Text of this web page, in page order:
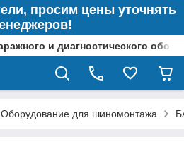
просим цены уточнять
и диагностического
Оборудование для шиномонтажа